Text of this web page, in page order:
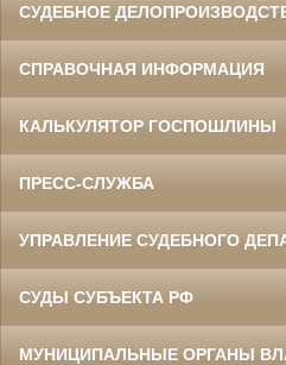
СУДЕБНОЕ
СПРАВОЧНАЯ ИНФОРМАЦИЯ
КАЛЬКУЛЯТОР ГОСПОШЛИНЫ
ПРЕСС-СЛУЖБА
УПРАВЛЕНИЕ СУДЕБНОГО
СУДЫ СУБЪЕКТА РФ
МУНИЦИПАЛЬНЫЕ ОРГАНЫ